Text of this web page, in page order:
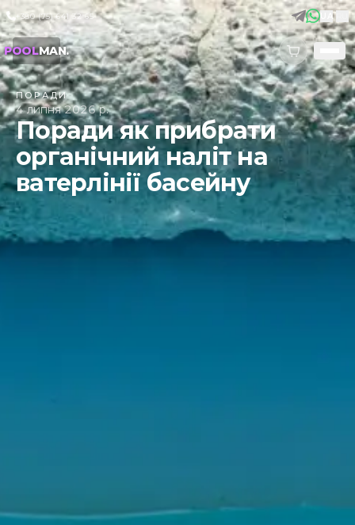
+380 (75) 641 32 65 UA|RU
POOLMAN.
ПОРАДИ
4 липня 2026 р.
Поради як прибрати
органічний наліт на
ватерлінії басейну